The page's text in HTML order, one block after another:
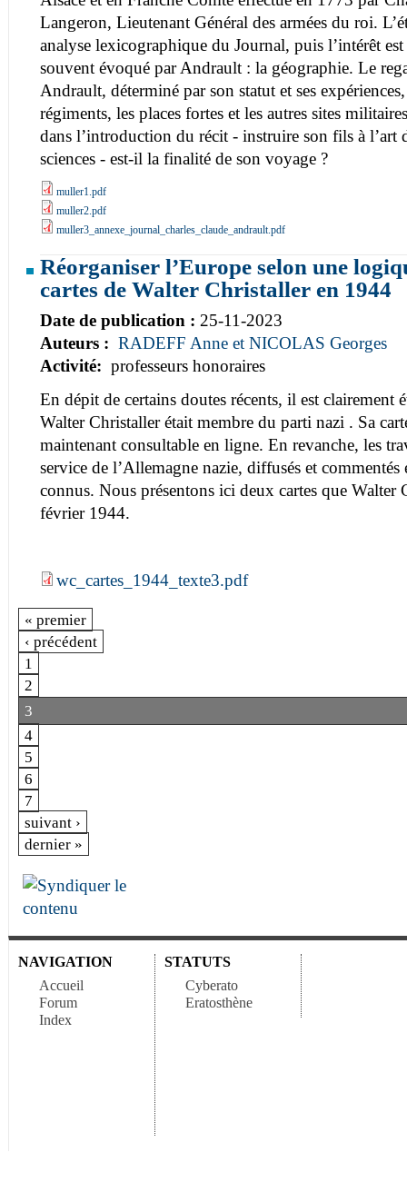
Langeron, Lieutenant Général des armées du roi.
analyse lexicographique du Journal, puis l’intérêt
souvent évoqué par Andrault : la géographie. Le
Andrault, déterminé par son statut et ses
régiments, les places fortes et les autres sites
dans l’introduction du récit - instruire son fils à l’art
sciences - est-il la finalité de son voyage ?
muller1.pdf
muller2.pdf
muller3_annexe_journal_charles_claude_andrault.pdf
Réorganiser l’Europe selon une
cartes de Walter Christaller en 1944
Date de publication : 25-11-2023
Auteurs : RADEFF Anne et NICOLAS Georges
Activité: professeurs honoraires
En dépit de certains doutes récents, il est clairement
Walter Christaller était membre du parti nazi . Sa
maintenant consultable en ligne. En revanche, les
service de l’Allemagne nazie, diffusés et
connus. Nous présentons ici deux cartes que Walter
février 1944.
wc_cartes_1944_texte3.pdf
« premier
‹ précédent
1
2
3
4
5
6
7
suivant ›
dernier »
NAVIGATION
Accueil
Forum
Index
STATUTS
Cyberato
Eratosthène